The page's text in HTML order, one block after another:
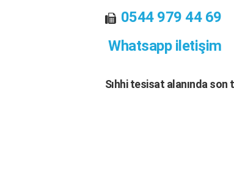
0544 979 44 69
Whatsapp iletişim
Sıhhi tesisat alanında